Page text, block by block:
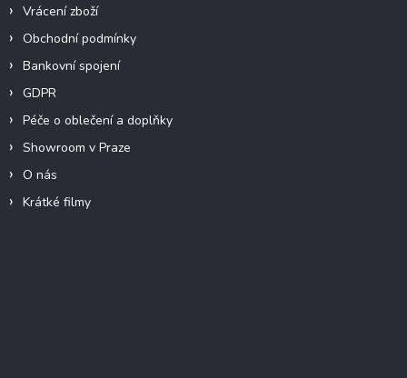
Vrácení zboží
Obchodní podmínky
Bankovní spojení
GDPR
Péče o oblečení a doplňky
Showroom v Praze
O nás
Krátké filmy